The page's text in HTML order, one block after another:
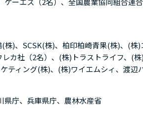
株)、SCSK(株)、柏印柏崎青果(株)、(
カ社（2名）、(株)トラストライフ、(
ティング(株)、(株)ワイエムシィ、渡辺
県庁、兵庫県庁、農林水産省